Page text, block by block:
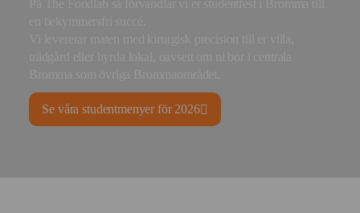
Se våra studentmenyer för 2026